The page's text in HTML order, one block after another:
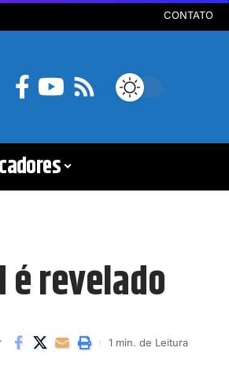
CONTATO
é revelado
1 min. de Leitura